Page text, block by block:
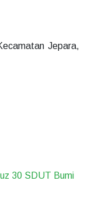
Jepara,
30 SDUT Bumi